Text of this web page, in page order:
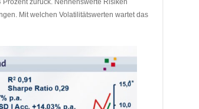
zurück. Nennenswerte Risiken
Mit welchen Volatilitätswerten wartet das